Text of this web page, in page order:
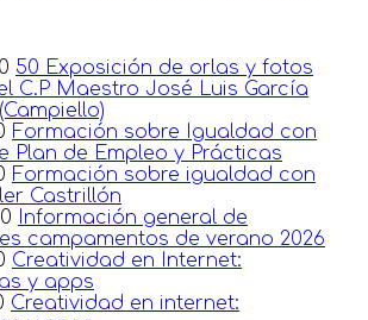
50 Exposición de orlas y fotos
C.P Maestro José Luis García
Formación sobre Igualdad con
Plan de Empleo y Prácticas
Formación sobre igualdad con
Castrillón
Información general de
campamentos de verano 2026
Creatividad en Internet:
y apps
Creatividad en internet: